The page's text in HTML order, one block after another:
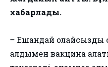
хабарлады.
– Ешқандай
алдымен вакцина